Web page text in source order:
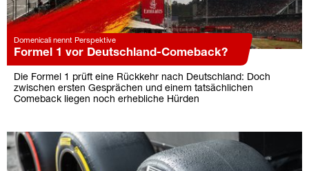
Domenicali nennt Perspektive
Formel 1 vor Deutschland-Comeback?
Die Formel 1 prüft eine Rückkehr nach Deutschland: Doch
zwischen ersten Gesprächen und einem tatsächlichen
Comeback liegen noch erhebliche Hürden